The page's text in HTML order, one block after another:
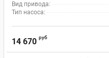
Вид привода:
Тип насоса:
14 670 руб